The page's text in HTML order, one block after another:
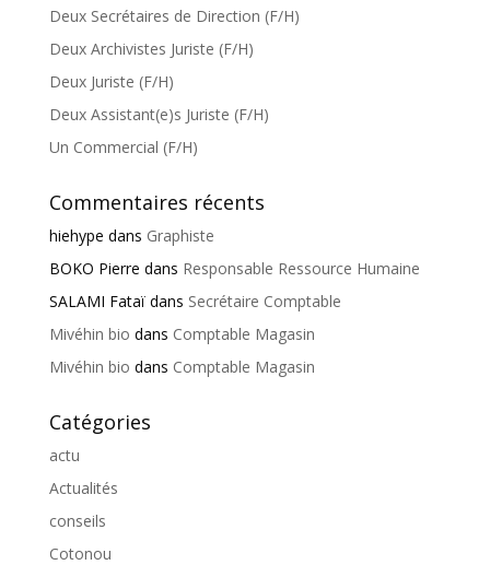
Deux Secrétaires de Direction (F/H)
Deux Archivistes Juriste (F/H)
Deux Juriste (F/H)
Deux Assistant(e)s Juriste (F/H)
Un Commercial (F/H)
Commentaires récents
hiehype dans Graphiste
BOKO Pierre dans Responsable Ressource Humaine
SALAMI Fataïdans Secrétaire Comptable
Mivéhin bio dans Comptable Magasin
Mivéhin bio dans Comptable Magasin
Catégories
actu
Actualités
conseils
Cotonou